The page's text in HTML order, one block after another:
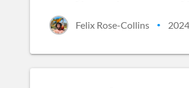
Felix Rose-Collins •